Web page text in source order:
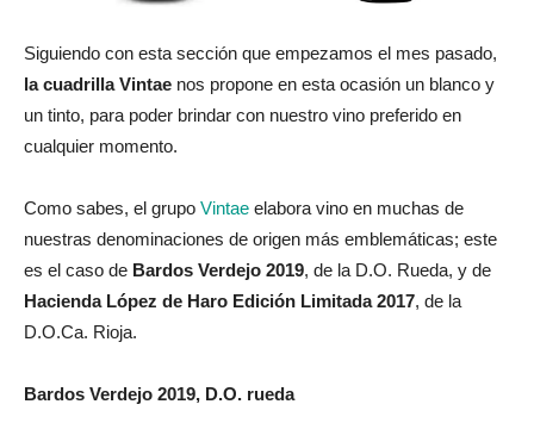
Siguiendo con esta sección que empezamos el mes pasado,
la cuadrilla Vintae nos propone en esta ocasión un blanco y
un tinto, para poder brindar con nuestro vino preferido en
cualquier momento.
Como sabes, el grupo Vintae elabora vino en muchas de
nuestras denominaciones de origen más emblemáticas; este
es el caso de Bardos Verdejo 2019, de la D.O. Rueda, y de
Hacienda López de Haro Edición Limitada 2017, de la
D.O.Ca. Rioja.
Bardos Verdejo 2019, D.O. rueda